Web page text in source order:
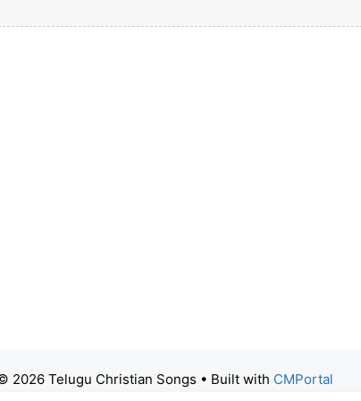
2026 Telugu Christian Songs • Built with CMPortal